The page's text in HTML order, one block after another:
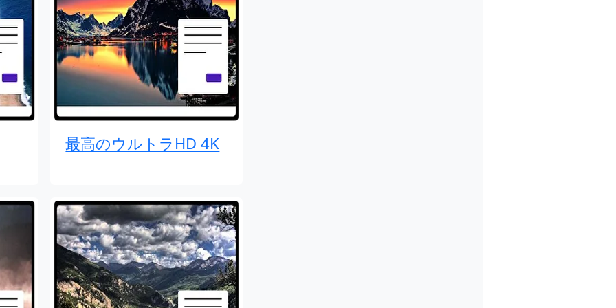
最高のウルトラHD 4K